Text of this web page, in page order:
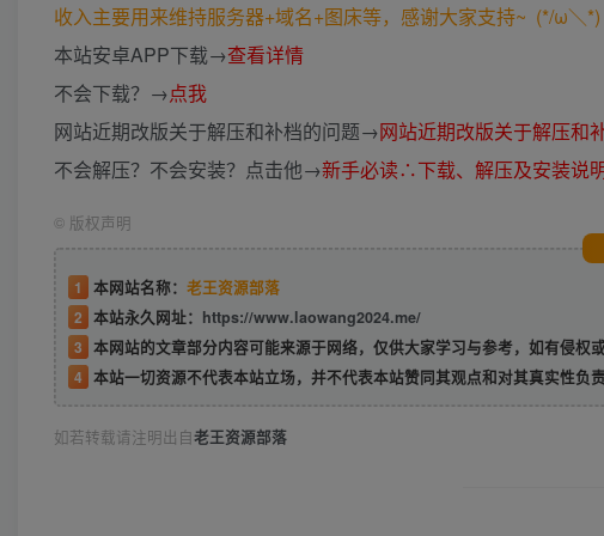
收入主要用来维持服务器+域名+图床等，感谢大家支持~ (*/ω＼*)
本站安卓APP下载→查看详情
不会下载？→点我
网站近期改版关于解压和补档的问题→网站近期改版关于解压和
不会解压？不会安装？点击他→新手必读∴下载、解压及安装说
© 版权声明
1 本网站名称： 老王资源部落
2 本站永久网址： https://www.laowang2024.me/
3 本网站的文章部分内容可能来源于网络，仅供大家学习与参考，如有侵
4 本站一切资源不代表本站立场，并不代表本站赞同其观点和对其真实性负责
如若转载请注明出自老王资源部落